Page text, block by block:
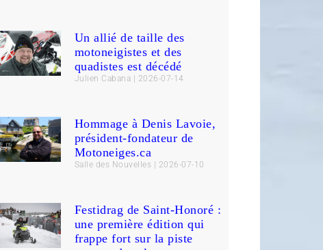
Un allié de taille des
motoneigistes et des
quadistes est décédé
Julien Cabana 2026-07-14
Hommage à Denis Lavoie,
président-fondateur de
Motoneiges.ca
Salle des Nouvelles 2026-07-10
Festidrag de Saint-Honoré :
une première édition qui
frappe fort sur la piste